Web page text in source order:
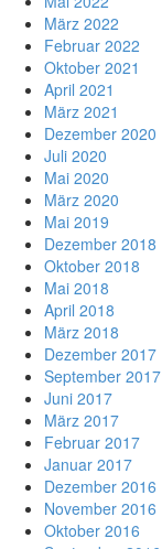
März 2022
Februar 2022
Oktober 2021
April 2021
März 2021
Dezember 2020
Juli 2020
Mai 2020
März 2020
Mai 2019
Dezember 2018
Oktober 2018
Mai 2018
April 2018
März 2018
Dezember 2017
September 2017
Juni 2017
März 2017
Februar 2017
Januar 2017
Dezember 2016
November 2016
Oktober 2016